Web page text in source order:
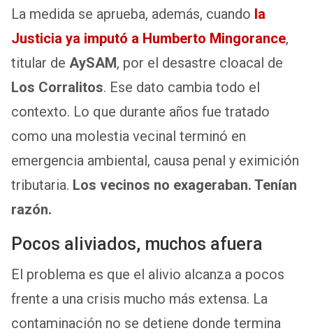
La medida se aprueba, además, cuando la
Justicia ya imputó a Humberto Mingorance,
titular de AySAM, por el desastre cloacal de
Los Corralitos. Ese dato cambia todo el
contexto. Lo que durante años fue tratado
como una molestia vecinal terminó en
emergencia ambiental, causa penal y eximición
tributaria. Los vecinos no exageraban. Tenían
razón.
Pocos aliviados, muchos afuera
El problema es que el alivio alcanza a pocos
frente a una crisis mucho más extensa. La
contaminación no se detiene donde termina